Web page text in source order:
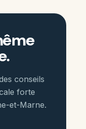
conseils
forte
et-Marne.